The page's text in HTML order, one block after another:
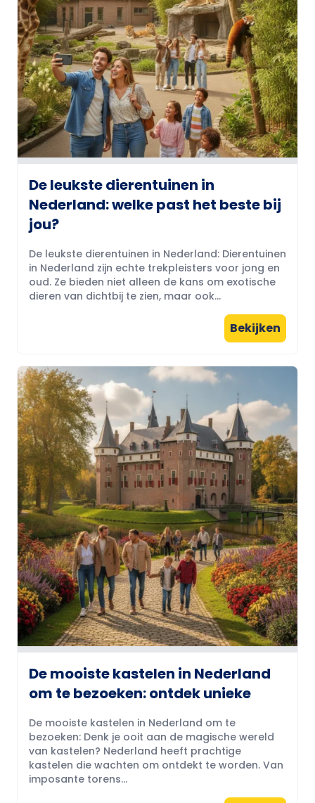
De leukste dierentuinen in
Nederland: welke past het beste bij
jou?
De leukste dierentuinen in Nederland: Dierentuinen
in Nederland zijn echte trekpleisters voor jong en
oud. Ze bieden niet alleen de kans om exotische
dieren van dichtbij te zien, maar ook...
Bekijken
De mooiste kastelen in Nederland
om te bezoeken: ontdek unieke
De mooiste kastelen in Nederland om te
bezoeken: Denk je ooit aan de magische wereld
van kastelen? Nederland heeft prachtige
kastelen die wachten om ontdekt te worden. Van
imposante torens...